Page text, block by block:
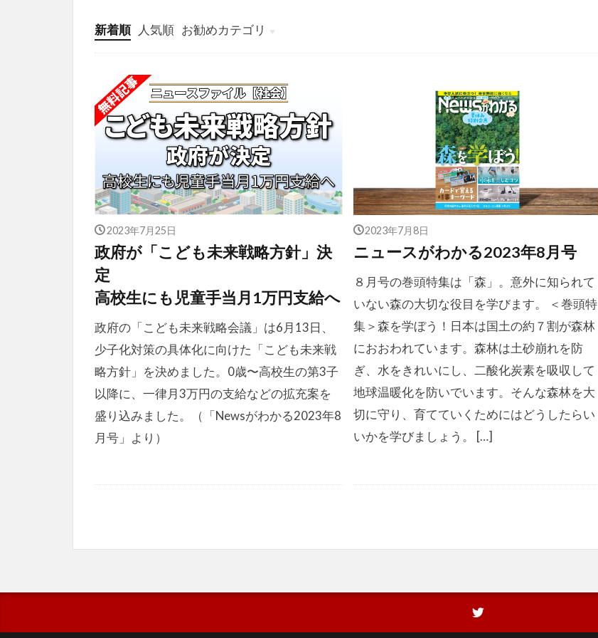
新着順 人気順 お勧めカテゴリ
投稿
学び
マンガ
電子書籍
2023年7月25日
政府が「こども未来戦略方針」決
定
高校生にも児童手当月1万円支給へ
政府の「こども未来戦略会議」は6月13日、
少子化対策の具体化に向けた「こども未来戦
略方針」を決めました。0歳〜高校生の第3子
以降に、一律月3万円の支給などの拡充案を
盛り込みました。（「Newsがわかる2023年8
月号」より）
2023年7月8日
ニュースがわかる2023年8月号
８月号の巻頭特集は「森」。意外に知られて
いない森の大切な役目を学びます。 ＜巻頭特
集＞森を学ぼう！日本は国土の約７割が森林
におおわれています。森林は土砂崩れを防
ぎ、水をきれいにし、二酸化炭素を吸収して
地球温暖化を防いでいます。そんな森林を大
切に守り、育てていくためにはどうしたらい
いかを学びましょう。 […]